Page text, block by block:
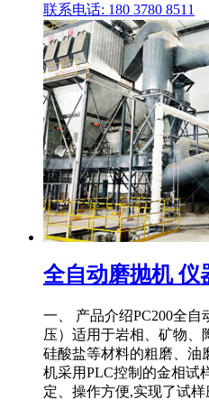
联系电话: 180 3780 8511
全自动磨抛机 仪
一、 产品介绍PC200全
压）适用于岩相、矿物、
硅酸盐等材料的粗磨、油
机采用PLC控制的金相试
定、操作方便,实现了试